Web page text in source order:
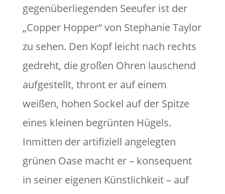
gegenüberliegenden Seeufer ist der
„Copper Hopper“ von Stephanie Taylor
zu sehen. Den Kopf leicht nach rechts
gedreht, die großen Ohren lauschend
aufgestellt, thront er auf einem
weißen, hohen Sockel auf der Spitze
eines kleinen begrünten Hügels.
Inmitten der artifiziell angelegten
grünen Oase macht er – konsequent
in seiner eigenen Künstlichkeit – auf